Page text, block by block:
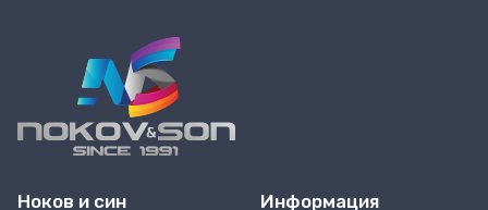
Ноков и син Информация